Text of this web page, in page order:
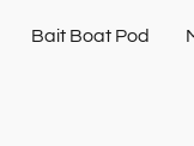
Bait Boat Pod